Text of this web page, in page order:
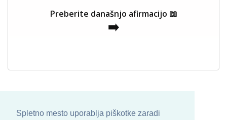
Spletno mesto uporablja piškotke zaradi
Preberite današnjo afirmacijo 📖
➡️